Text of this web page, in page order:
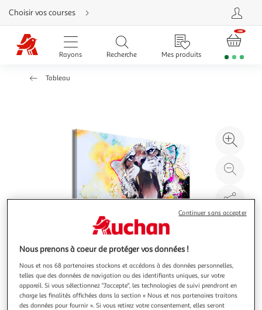
Aller
directement
au
contenu
Aller
directement
Aller
Choisir vos courses
Rayons Recherche Mes produits
Tableau
à
100
le
Illustration
précédente
Illustration
suivante
Nous prenons à coeur de protéger vos données !
Nous et nos 68 partenaires stockons et accédons à des données personnelles,
telles que des données de navigation ou des identifiants uniques, sur votre
appareil. Si vous sélectionnez "J'accepte", les technologies de suivi prendront en
charge les finalités affichées dans la section « Nous et nos partenaires traitons
des données pour fournir ». Si vous retirez votre consentement, elles seront
Continuer sans accepter